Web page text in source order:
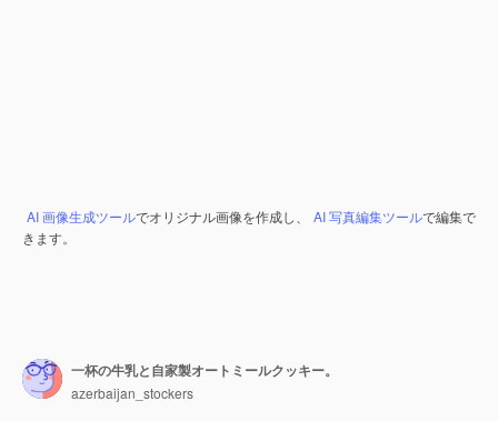
AI 画像生成ツールでオリジナル画像を作成し、 AI 写真編集ツールで編集で
きます。
一杯の牛乳と自家製オートミールクッキー。
azerbaijan_stockers